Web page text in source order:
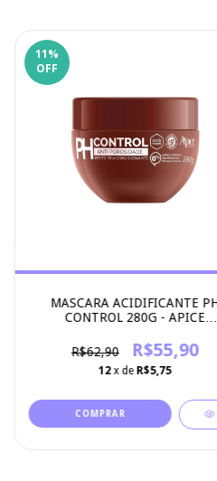
11 %
OFF
MASCARA ACIDIFICANTE
CONTROL 280G - APICE
R$62,90
R$55,90
12 x de R$5,75